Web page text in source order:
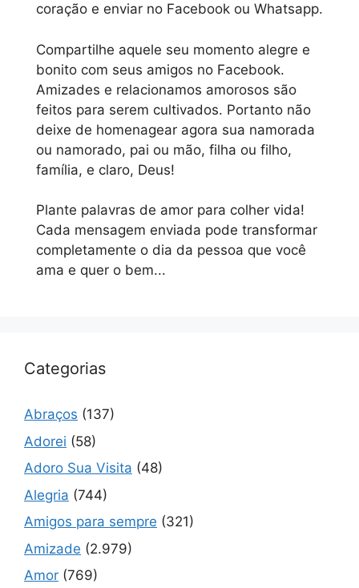
coração e enviar no Facebook ou Whatsapp.
Compartilhe aquele seu momento alegre e
bonito com seus amigos no Facebook.
Amizades e relacionamos amorosos são
feitos para serem cultivados. Portanto não
deixe de homenagear agora sua namorada
ou namorado, pai ou mão, filha ou filho,
família, e claro, Deus!
Plante palavras de amor para colher vida!
Cada mensagem enviada pode transformar
completamente o dia da pessoa que você
ama e quer o bem...
Categorias
Abraços (137)
Adorei (58)
Adoro Sua Visita (48)
Alegria (744)
Amigos para sempre (321)
Amizade (2.979)
Amor (769)